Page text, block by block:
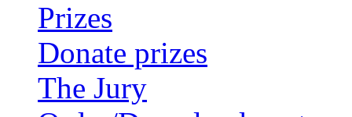
Prizes
Donate prizes
The Jury